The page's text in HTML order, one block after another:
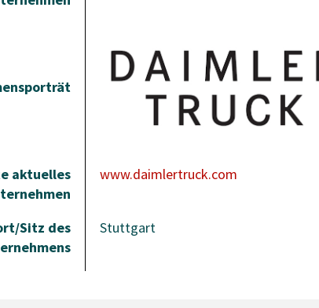
aktuelles
www.daimlertruck.com
Sitz des
Stuttgart